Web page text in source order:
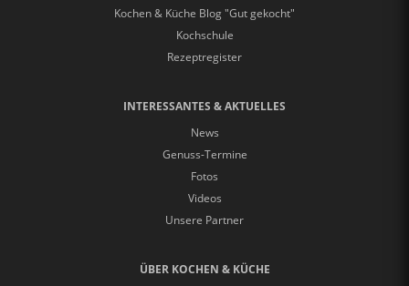
Kochen & Küche Blog "Gut gekocht"
Kochschule
Rezeptregister
INTERESSANTES & AKTUELLES
News
Genuss-Termine
Fotos
Videos
Unsere Partner
ÜBER KOCHEN & KÜCHE